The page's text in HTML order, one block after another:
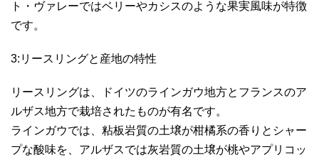
ト・ヴァレーではベリーやカシスのような果実風味が特徴
です。
3:リースリングと産地の特性
リースリングは、ドイツのラインガウ地方とフランスのア
ルザス地方で栽培されたものが有名です。
ラインガウでは、粘板岩質の土壌が柑橘系の香りとシャー
プな酸味を、アルザスでは灰岩質の土壌が桃やアプリコッ